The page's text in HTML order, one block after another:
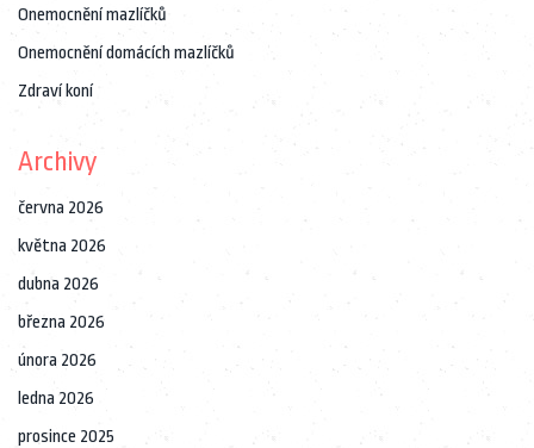
Onemocnění mazlíčků
Onemocnění domácích mazlíčků
Zdraví koní
Archivy
června 2026
května 2026
dubna 2026
března 2026
února 2026
ledna 2026
prosince 2025